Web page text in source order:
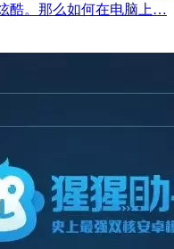
酷。那么如何在电脑上…